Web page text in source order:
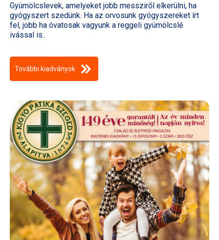
Gyümölcslevek, amelyeket jobb messziről elkerülni, ha
gyógyszert szedünk. Ha az orvosunk gyógyszereket írt
fel, jobb ha óvatosak vagyunk a reggeli gyümölcslé
ivással is..
További kiadványok